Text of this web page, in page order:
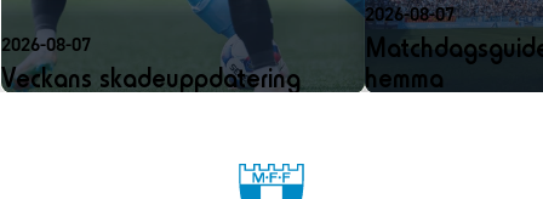
2026-08-07
Veckans skadeuppdatering
2026-08-07
hemma